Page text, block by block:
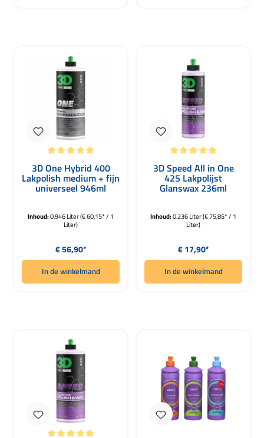
3D One Hybrid 400
Lakpolish medium + fijn
universeel 946ml
Inhoud:0.946 Liter(€ 60,15* / 1
Liter)
Normale prijs:
€ 56,90*
In de winkelmand
3D Speed All in One
425 Lakpolijst
Glanswax 236ml
Inhoud:0.236 Liter(€ 75,85* / 1
Liter)
Normale prijs:
€ 17,90*
In de winkelmand